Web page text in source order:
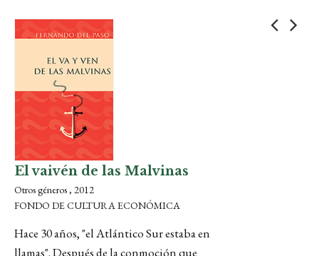
El vaivén de las Malvinas
Otros géneros , 2012
FONDO DE CULTURA ECONÓMICA
Hace 30 años, "el Atlántico Sur estaba en
llamas". Después de la conmoción que